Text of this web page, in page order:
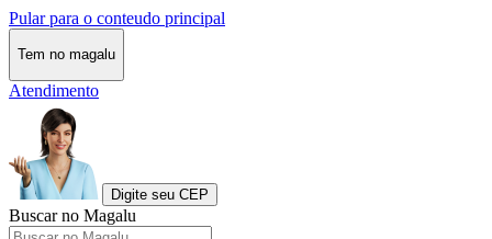
Pular para o conteudo principal
Tem no magalu
Atendimento
Digite seu CEP
Buscar no Magalu